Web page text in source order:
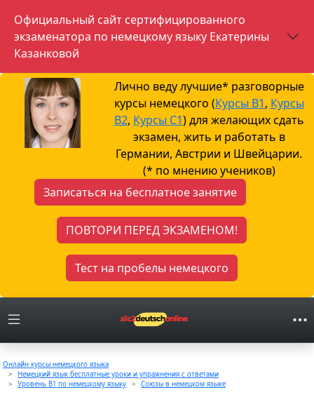
Официальный сайт сертифицированного
экзаменатора по немецкому языку Екатерины
Казанковой
Лично веду лучшие* разговорные
курсы немецкого (Курсы B1, Курсы
B2, Курсы С1) для желающих сдать
экзамен, жить и работать в
Германии, Австрии и Швейцарии.
(* по мнению учеников)
Записаться на бесплатное занятие
ПОВТОРИ ПЕРЕД ЭКЗАМЕНОМ!
Тест на пробелы немецкого
Онлайн курсы немецкого языка
Немецкий язык бесплатные уроки и упражнения с ответами
Уровень B1 по немецкому языку
Союзы в немецком языке